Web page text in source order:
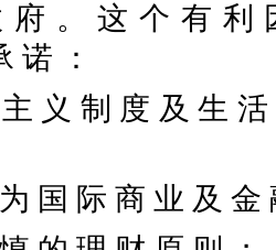
府 。 这 个 有 利
诺 ：
义 制 度 及 生
国 际 商 业 及 金